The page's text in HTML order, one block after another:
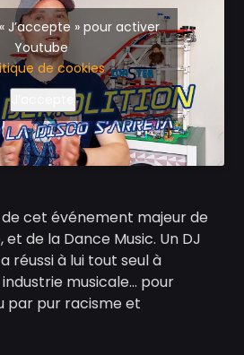
J’accepte » pour activer
Youtube
de cookies
de cet événement majeur de
et de la Dance Music. Un DJ
réussi à lui tout seul à
musicale… pour
par pur racisme et